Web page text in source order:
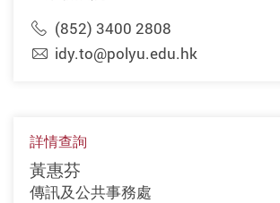
(852) 3400 2808
idy.to@polyu.edu.hk
詳情查詢
黃惠芬
傳訊及公共事務處